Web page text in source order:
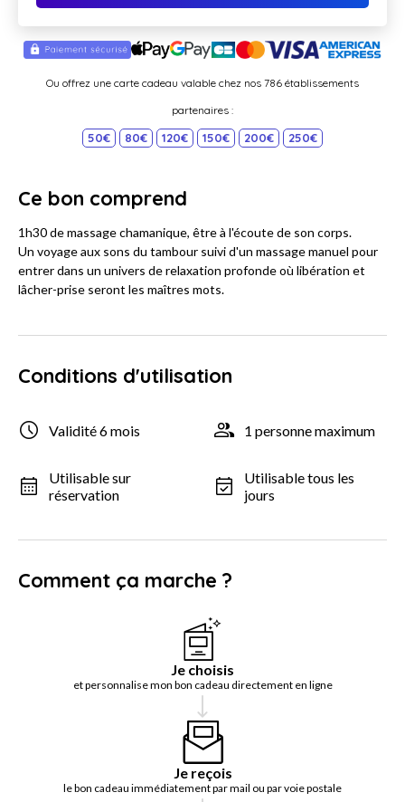
Ou offrez une carte cadeau valable chez nos 786 établissements
partenaires :
50€ 80€ 120€ 150€ 200€ 250€
Ce bon comprend
1h30 de massage chamanique, être à l'écoute de son corps.
Un voyage aux sons du tambour suivi d'un massage manuel pour
entrer dans un univers de relaxation profonde où libération et
lâcher-prise seront les maîtres mots.
Conditions d'utilisation
Validité 6 mois 1 personne maximum
Utilisable sur
réservation
Utilisable tous les
jours
Comment ça marche ?
Je choisis
et personnalise mon bon cadeau directement en ligne
Je reçois
le bon cadeau immédiatement par mail ou par voie postale